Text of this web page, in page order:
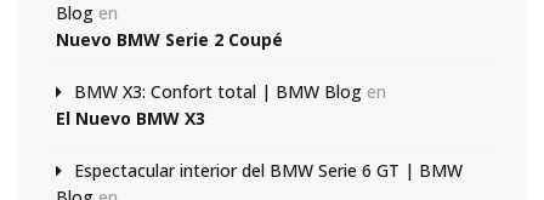
Blog en
Nuevo BMW Serie 2 Coupé
BMW X3: Confort total | BMW Blog en
El Nuevo BMW X3
Espectacular interior del BMW Serie 6 GT | BMW